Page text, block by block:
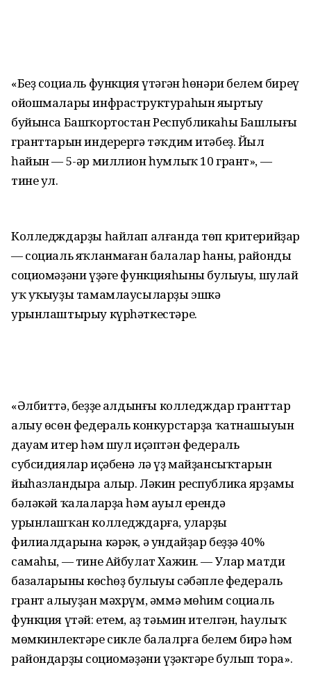
«Беҙ социаль функция үтәгән һөнәри белем биреү
ойошмалары инфраструктураһын яңыртыу
буйынса Башҡортостан Республикаһы Башлығы
гранттарын индерергә тәҡдим итәбеҙ. Йыл
һайын — 5-әр миллион һумлыҡ 10 грант», —
тине ул.
Колледждарҙы һайлап алғанда төп критерийҙар
— социаль яҡланмаған балалар һаны, райондың
социомәҙәни үҙәге функцияһының булыуы, шулай
уҡ уҡыуҙы тамамлаусыларҙы эшкә
урынлаштырыу күрһәткестәре.
«Әлбиттә, беҙҙең алдынғы колледждар гранттар
алыу өсөн федераль конкурстарҙа ҡатнашыуын
дауам итер һәм шул иҫәптән федераль
субсидиялар иҫәбенә лә үҙ майҙансыҡтарын
йыһазландыра алыр. Ләкин республика ярҙамы
бәләкәй ҡалаларҙа һәм ауыл ерендә
урынлашҡан колледждарға, уларҙың
филиалдарына кәрәк, ә ундайҙар беҙҙә 40%
самаһы, — тине Айбулат Хажин. — Улар матди
базаларының көсһөҙ булыуы сәбәпле федераль
грант алыуҙан мәхрүм, әммә мөһим социаль
функция үтәй: етем, аҙ тәьмин ителгән, һаулыҡ
мөмкинлектәре сикле балалрға белем бирә һәм
райондарҙың социомәҙәни үҙәктәре булып тора».